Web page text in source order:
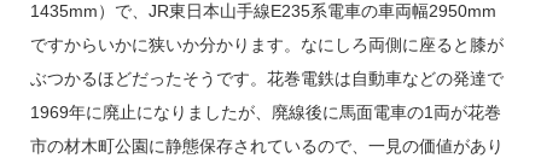
1435mm）で、JR東日本山手線E235系電車の車両幅2950mm
ですからいかに狭いか分かります。なにしろ両側に座ると膝が
ぶつかるほどだったそうです。花巻電鉄は自動車などの発達で
1969年に廃止になりましたが、廃線後に馬面電車の1両が花巻
市の材木町公園に静態保存されているので、一見の価値があり